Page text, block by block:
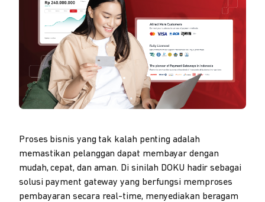
Proses bisnis yang tak kalah penting adalah
memastikan pelanggan dapat membayar dengan
mudah, cepat, dan aman. Di sinilah DOKU hadir sebagai
solusi payment gateway yang berfungsi memproses
pembayaran secara real-time, menyediakan beragam